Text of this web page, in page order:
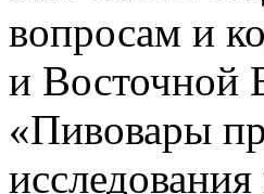
вопросам и
и Восточной
«Пивовары